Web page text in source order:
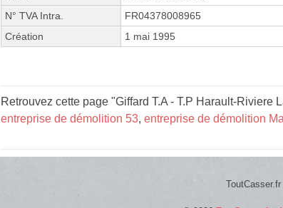
N° TVA Intra.
FR04378008965
Création
1 mai 1995
Retrouvez cette page "Giffard T.A - T.P Harault-Riviere
entreprise de démolition 53, entreprise de démolition